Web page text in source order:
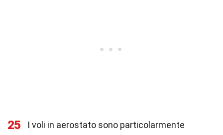
25
I voli in aerostato sono particolarmente